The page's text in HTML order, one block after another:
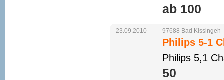
ab 100 
23.09.2010 97688 Bad Kissingeh
Philips 5-1
Philips 5,1
50 